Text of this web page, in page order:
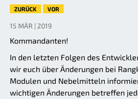
ZURÜCK VOR
15 MÄR | 2019
Kommandanten!
In den letzten Folgen des
wir euch über Änderungen bei
Modulen und Nebelmitteln
wichtigen Änderungen betreffen